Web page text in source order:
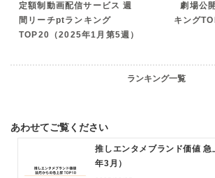
定額制動画配信サービス 週
間リーチptランキング
TOP20（2025年1月第5週）
劇場公
キング
ランキング一覧
あわせてご覧ください
推しエンタメブランド価値
年3月）